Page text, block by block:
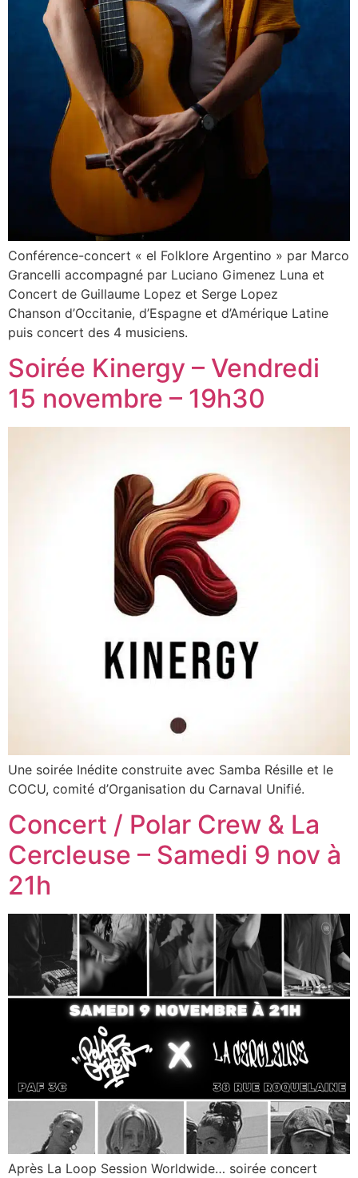
Conférence-concert « el Folklore Argentino » par Marco
Grancelli accompagné par Luciano Gimenez Luna et
Concert de Guillaume Lopez et Serge Lopez
Chanson d’Occitanie, d’Espagne et d’Amérique Latine
puis concert des 4 musiciens.
Soirée Kinergy – Vendredi
15 novembre – 19h30
Une soirée Inédite construite avec Samba Résille et le
COCU, comité d’Organisation du Carnaval Unifié.
Concert / Polar Crew & La
Cercleuse – Samedi 9 nov à
21h
Après La Loop Session Worldwide… soirée concert